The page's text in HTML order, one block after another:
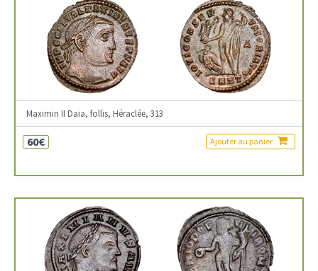
Maximin II Daia, follis, Héraclée, 313
60€ Ajouter au panier